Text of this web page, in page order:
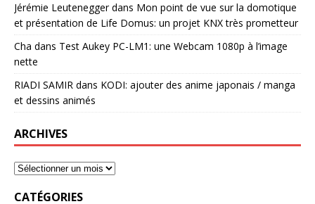
Jérémie Leuteneggerdans Mon point de vue sur la domotique
et présentation de Life Domus: un projet KNX très prometteur
Cha dans Test Aukey PC-LM1: une Webcam 1080p à l’image
nette
RIADI SAMIR dans KODI: ajouter des anime japonais / manga
et dessins animés
ARCHIVES
CATÉGORIES